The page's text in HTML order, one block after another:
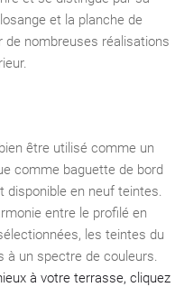
et la planche de
nombreuses réalisations
être utilisé comme un
comme baguette de bord
disponible en neuf teintes.
entre le profilé en
les teintes du
à un spectre de couleurs.
à votre terrasse, cliquez